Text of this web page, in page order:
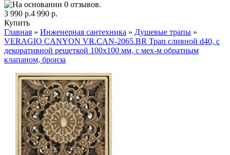
3 990 р.4 990 р.
Купить
Главная » Инженерная сантехника » Душевые трапы »
VERAGIO CANYON VR.CAN-2065.BR Трап сливной d40, с
декоративной решеткой 100x100 мм, с мех-м обратным
клапаном, бронза